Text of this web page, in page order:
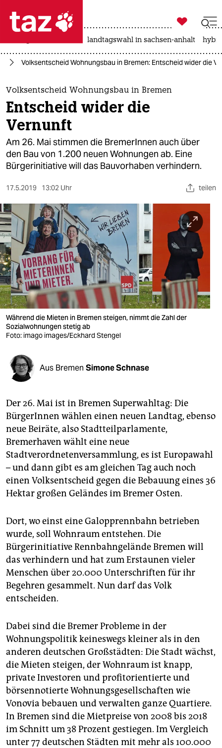
 taz zahl ich
taz zahl ich
themen
politik
öko
gesellschaft
sport
berlin
nord
wahrheit
verlag
verlag
veranstaltungen
fragen & hilfe
abo
genossenschaft
epaper login

taz zahl ich
landtagswahl in sachsen-anhalt
Volksentscheid Wohnungsbau in Bremen: Entscheid wider die
Volksentscheid Wohnungsbau in Bremen
Entscheid wider die
Vernunft
Am 26. Mai stimmen die BremerInnen auch über
den Bau von 1.200 neuen Wohnungen ab. Eine
Bürgerinitiative will das Bauvorhaben verhindern.
17.5.2019 13:02 Uhr teilen
Während die Mieten in Bremen steigen, nimmt die Zahl der
Sozialwohnungen stetig ab
Foto: imago images/Eckhard Stengel
Aus Bremen Simone Schnase
Der 26. Mai ist in Bremen Superwahltag: Die
BürgerInnen wählen einen neuen Landtag, ebenso
neue Beiräte, also Stadtteilparlamente,
Bremerhaven wählt eine neue
Stadtverordnetenversammlung, es ist Europawahl
– und dann gibt es am gleichen Tag auch noch
einen Volksentscheid gegen die Bebauung eines 36
Hektar großen Geländes im Bremer Osten.
Dort, wo einst eine Galopprennbahn betrieben
wurde, soll Wohnraum entstehen. Die
Bürgerinitiative Rennbahngelände Bremen will
das verhindern und hat zum Erstaunen vieler
Menschen über 20.000 Unterschriften für ihr
Begehren gesammelt. Nun darf das Volk
entscheiden.
Dabei sind die Bremer Probleme in der
Wohnungspolitik keineswegs kleiner als in den
anderen deutschen Großstädten: Die Stadt wächst,
die Mieten steigen, der Wohnraum ist knapp,
private Investoren und profitorientierte und
börsennotierte Wohnungsgesellschaften wie
Vonovia bebauen und verwalten ganze Quartiere.
In Bremen sind die Mietpreise von 2008 bis 2018
im Schnitt um 38 Prozent gestiegen. Im Vergleich
unter 77 deutschen Städten mit mehr als 100.000